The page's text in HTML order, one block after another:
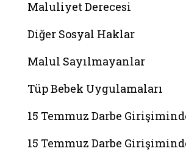
Maluliyet Derecesi
Diğer Sosyal Haklar
Malul Sayılmayanlar
Tüp Bebek Uygulamaları
15 Temmuz Darbe
15 Temmuz Darbe